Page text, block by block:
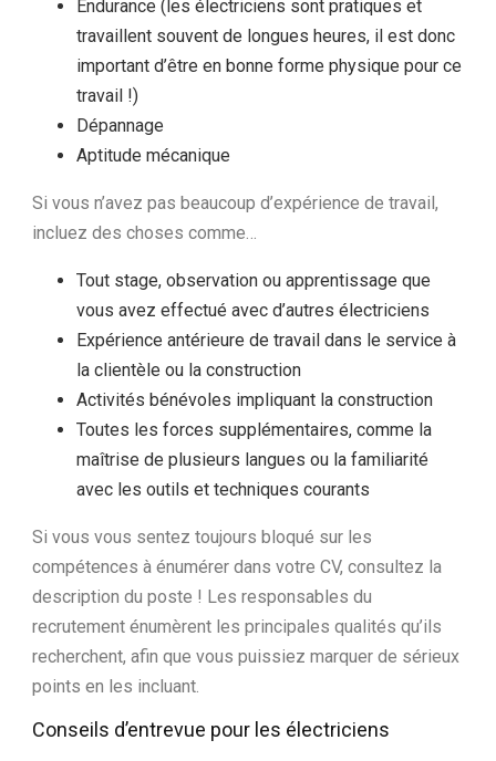
Endurance (les électriciens sont pratiques et
travaillent souvent de longues heures, il est donc
important d’être en bonne forme physique pour ce
travail !)
Dépannage
Aptitude mécanique
Si vous n’avez pas beaucoup d’expérience de travail,
incluez des choses comme…
Tout stage, observation ou apprentissage que
vous avez effectué avec d’autres électriciens
Expérience antérieure de travail dans le service à
la clientèle ou la construction
Activités bénévoles impliquant la construction
Toutes les forces supplémentaires, comme la
maîtrise de plusieurs langues ou la familiarité
avec les outils et techniques courants
Si vous vous sentez toujours bloqué sur les
compétences à énumérer dans votre CV, consultez la
description du poste ! Les responsables du
recrutement énumèrent les principales qualités qu’ils
recherchent, afin que vous puissiez marquer de sérieux
points en les incluant.
Conseils d’entrevue pour les électriciens